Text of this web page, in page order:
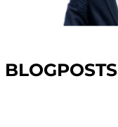
BLOGPOSTS